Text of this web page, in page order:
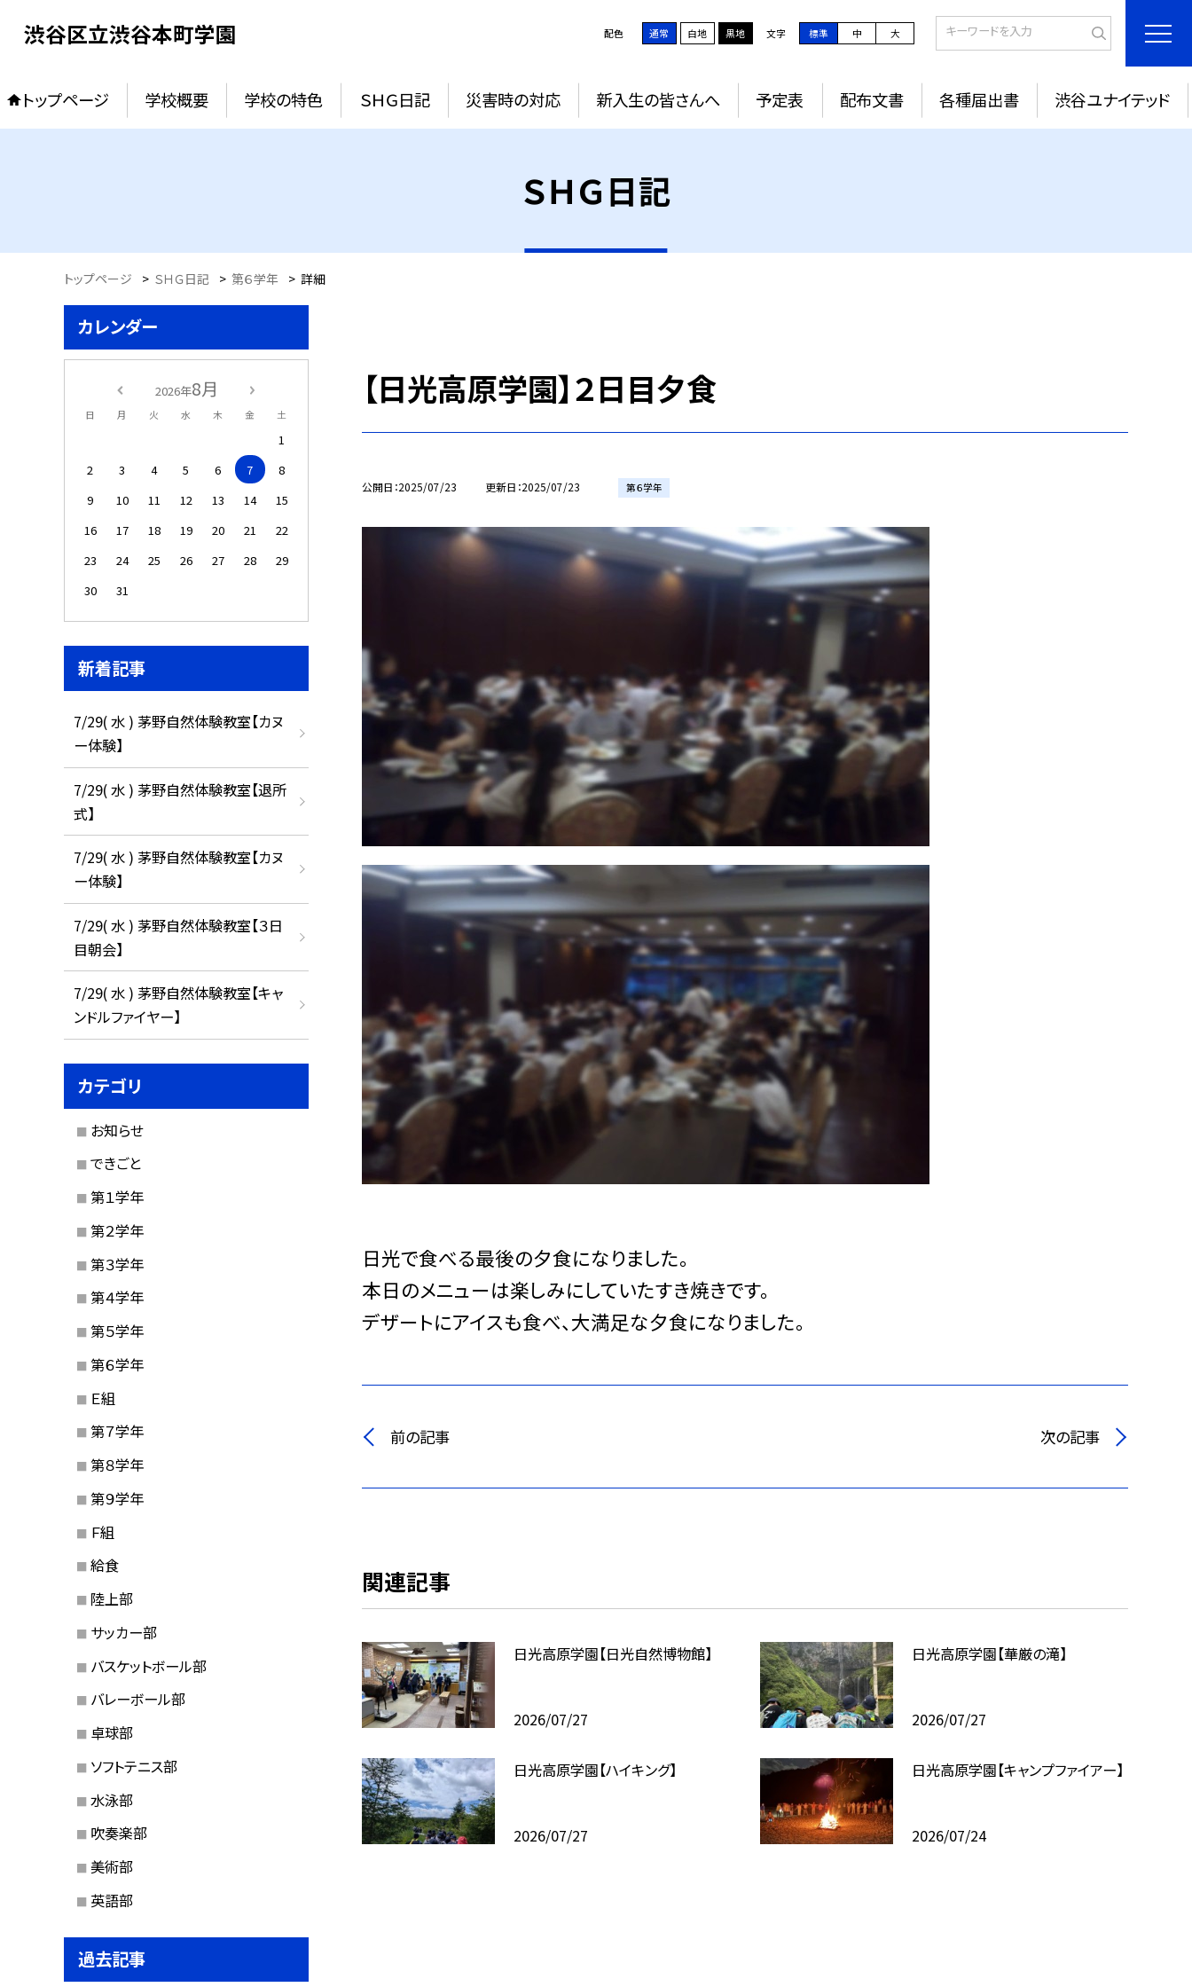
渋谷区立渋谷本町学園 配色 通常 白地 黒地 文字 標準 中 大
トップページ 学校概要 学校の特色 ＳＨＧ日記 災害時の対応 新入生の皆さんへ 予定表 配布文書 各種届出書 渋谷ユナイテッド
ＳＨＧ日記
トップページ > ＳＨＧ日記 > 第６学年 > 詳細
【日光高原学園】２日目夕食
公開日 2025/07/23 更新日 2025/07/23 第６学年
日光で食べる最後の夕食になりました。
本日のメニューは楽しみにしていたすき焼きです。
デザートにアイスも食べ、大満足な夕食になりました。
前の記事 次の記事
関連記事
日光高原学園【日光自然博物館】
2026/07/27
日光高原学園【華厳の滝】
2026/07/27
日光高原学園【ハイキング】
2026/07/27
日光高原学園【キャンプファイアー】
2026/07/24
カレンダー
2026年8月
日 月 火 水 木 金 土
1
2
3 4 5 6 7
8
9
10 11 12 13 14
15
16
17 18 19 20 21
22
23
24 25 26 27 28
29
30
31
新着記事
7/29( 水 ) 茅野自然体験教室【カヌ
ー体験】
7/29( 水 ) 茅野自然体験教室【退所
式】
7/29( 水 ) 茅野自然体験教室【カヌ
ー体験】
7/29( 水 ) 茅野自然体験教室【３日
目朝会】
7/29( 水 ) 茅野自然体験教室【キャ
ンドルファイヤー】
カテゴリ
お知らせ
できごと
第１学年
第２学年
第３学年
第４学年
第５学年
第６学年
Ｅ組
第７学年
第８学年
第９学年
Ｆ組
給食
陸上部
サッカー部
バスケットボール部
バレーボール部
卓球部
ソフトテニス部
水泳部
吹奏楽部
美術部
英語部
過去記事